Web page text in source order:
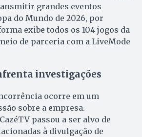
grandes eventos
do Mundo de 2026, por
exibe todos os 104 jogos da
de parceria com a LiveMode
investigações
ocorre em um
sobre a empresa.
passou a ser alvo de
à divulgação de